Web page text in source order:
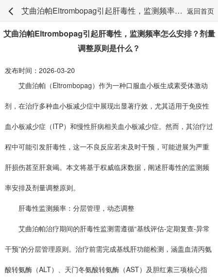
返回首页
艾曲泊帕Eltrombopag引起肝毒性，监测频率怎么安排？剂量调整原则是什么？
艾曲泊帕Eltrombopag引起肝毒性，监测频率怎么安排？剂量
调整原则是什么？
发布时间：2026-03-20
艾曲泊帕（Eltrombopag）作为一种口服血小板生成素受体激动
剂，在治疗多种血小板减少症中展现出显著疗效，尤其适用于免疫性
血小板减少症（ITP）和慢性肝病相关血小板减少症。然而，其治疗过
程中可能引发肝毒性，这一不良反应若未及时干预，可能进展为严重
肝损伤甚至肝衰竭。本文将基于权威临床数据，阐述肝毒性的监测频
率安排及剂量调整原则。
肝毒性监测频率：分层管理，动态调整
艾曲泊帕治疗期间的肝毒性监测需遵循“基线评估-定期复查-异常
干预”的分层管理原则。治疗前需完成基线肝功能检测，涵盖血清丙氨
酸转氨酶（ALT）、天门冬氨酸转氨酶（AST）及胆红素三项核心指